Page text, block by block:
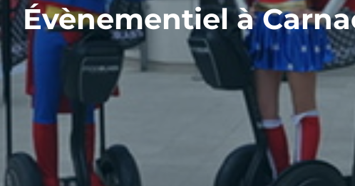
Évènementiel à